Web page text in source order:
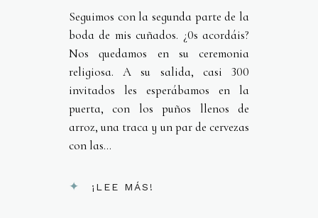
Seguimos con la segunda parte de la
boda de mis cuñados. ¿0s acordáis?
Nos quedamos en su ceremonia
religiosa. A su salida, casi 300
invitados les esperábamos en la
puerta, con los puños llenos de
arroz, una traca y un par de cervezas
con las...
¡LEE MÁS!